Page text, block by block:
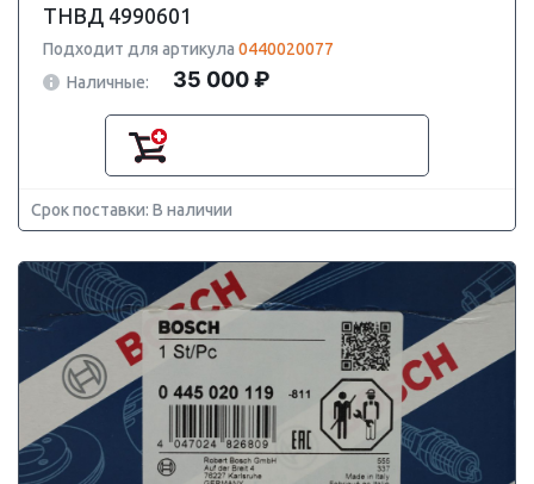
ТНВД 4990601
Подходит для артикула 0440020077
Наличные:
35 000 ₽
Срок поставки: В наличии